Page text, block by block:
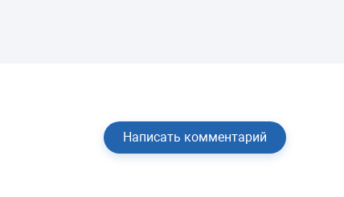
Написать комментарий